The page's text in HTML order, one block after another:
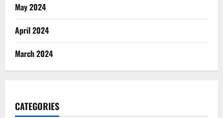
May 2024
April 2024
March 2024
CATEGORIES